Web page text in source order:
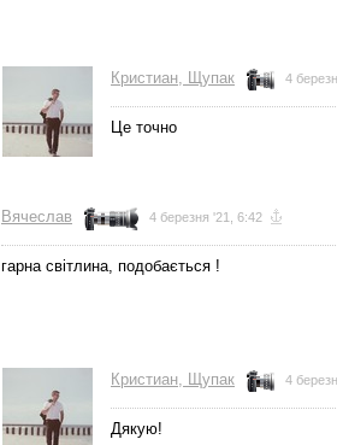
Кристиан, Щупак 4
Це точно
Вячеслав 4 березня '21, 6:42
гарна світлина, подобається !
Кристиан, Щупак 4
Дякую!